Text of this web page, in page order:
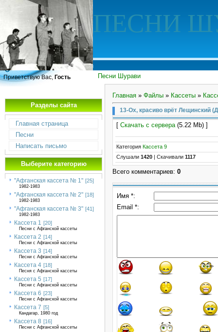
ПЕСНИ
Песни Шурави
Приветствую Вас, Гость
Разделы сайта
Главная страница
Песни
Написать письмо
Выберите категорию
"Афганская кассета № 1" [25]
1982-1983
"Афганская кассета № 2" [18]
1982-1983
"Афганская кассета № 3" [41]
1982-1983
Кассета 1 [20]
Песни с Афганской кассеты
Кассета 2 [14]
Песни с Афганской кассеты
Кассета 3 [14]
Песни с Афганской кассеты
Кассета 4 [18]
Песня с Афганской кассеты
Кассета 5 [17]
Песни с Афганской кассеты
Кассета 6 [23]
Песни с Афганской кассеты
Кассета 7 [5]
Кандагар, 1980 год
Кассета 8 [16]
Песни с Афганской кассеты
Главная » Файлы » Кассеты »
13-Ох, красиво врёт Лещинский
[ Скачать с сервера(5.22 Mb) ]
Категория Кассета 9
Слушали 1420 Скачивали 1117
Всего комментариев: 0
Имя *:
Email *: